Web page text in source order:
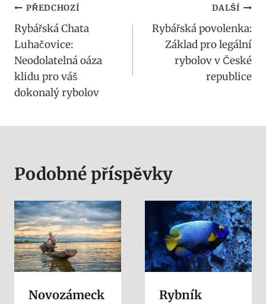
Navigace
pro
příspěvek
PŘEDCHOZÍ
Rybářská Chata
Luhačovice:
Neodolatelná oáza
klidu pro váš
dokonalý rybolov
DALŠÍ
Rybářská povolenka:
Základ pro legální
rybolov v České
republice
Podobné příspěvky
Novozámeck
Rybník